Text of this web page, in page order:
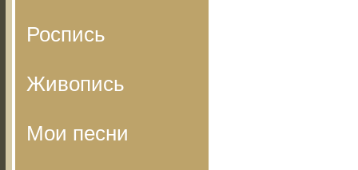
Роспись
Живопись
Мои песни